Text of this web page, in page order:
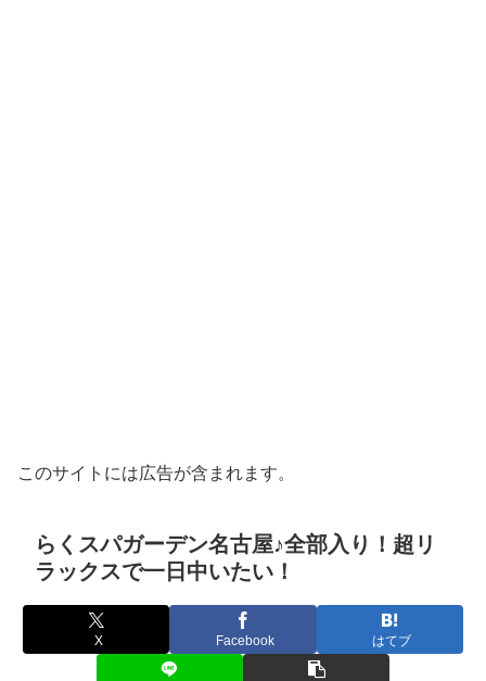
このサイトには広告が含まれます。
らくスパガーデン名古屋♪全部入り！超リ
ラックスで一日中いたい！
X Facebook はてブ